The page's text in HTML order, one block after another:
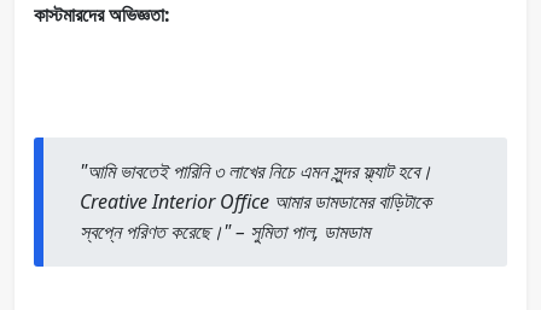
কাস্টমারদের অভিজ্ঞতা:
"আমি ভাবতেই পারিনি ৩ লাখের নিচে এমন সুন্দর ফ্ল্যাট হবে।
Creative Interior Office আমার ডামডামের বাড়িটাকে
স্বপ্নে পরিণত করেছে।" – সুমিতা পাল, ডামডাম